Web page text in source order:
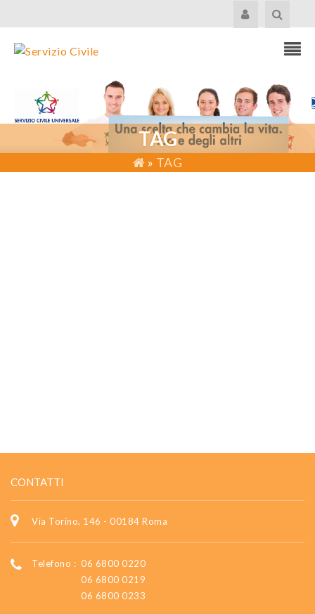
TAG
» TAG
CONTATTI
Via Torino, 146 - 00184 Roma
Telefono : 06 6800 0220
06 6800 0219
06 6800 0233